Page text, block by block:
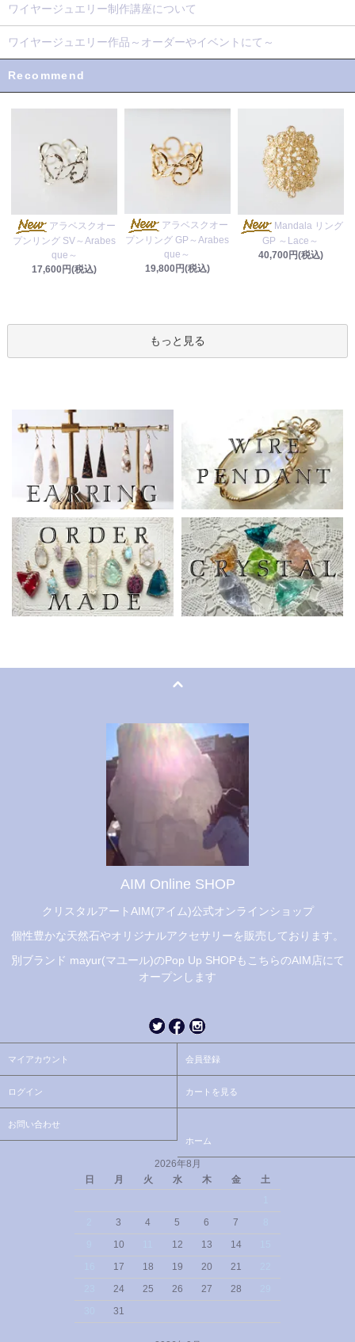
ワイヤージュエリー制作講座について
ワイヤージュエリー作品～オーダーやイベントにて～
Recommend
アラベスクオー
プンリング SV～Arabes
que～
17,600円(税込)
アラベスクオー
プンリング GP～Arabes
que～
19,800円(税込)
Mandala リング
GP ～Lace～
40,700円(税込)
もっと見る
AIM Online SHOP
クリスタルアートAIM(アイム)公式オンラインショップ
個性豊かな天然石やオリジナルアクセサリーを販売しております。
別ブランド mayur(マユール)のPop Up SHOPもこちらのAIM店にて
オープンします
マイアカウント 会員登録
ログイン カートを見る
お問い合わせ
ホーム
2026年8月
日
月 火 水 木 金
土
3 4 5 6 7
10 12 13 14
17 18 19 20 21
24 25 26 27 28
31